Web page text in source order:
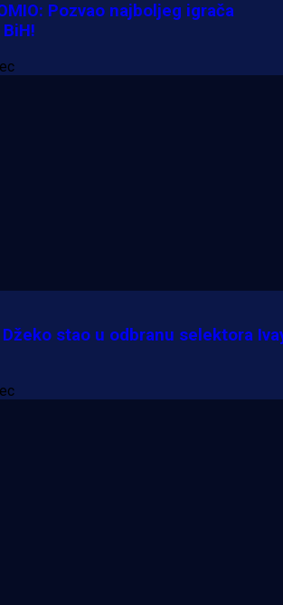
Pozvao najboljeg igrača
stao u odbranu selektora